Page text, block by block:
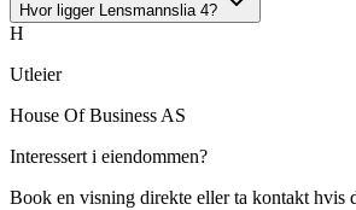
Hvor ligger Lensmannslia 4?
H
Utleier
House Of Business AS
Interessert i eiendommen?
Book en visning direkte eller ta kontakt hvis